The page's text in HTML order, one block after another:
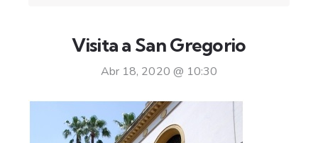
Visita a San Gregorio
Abr 18, 2020 @ 10:30